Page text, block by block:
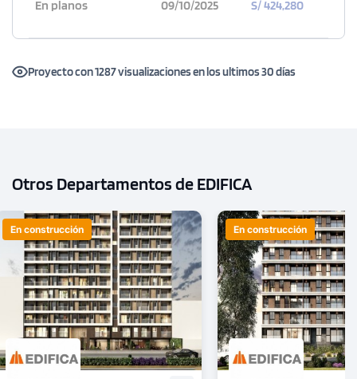
En planos 09/10/2025 S/ 424,280
Proyecto con 1287 visualizaciones en los ultimos 30 días
Otros Departamentos de EDIFICA
En construcción En construcción